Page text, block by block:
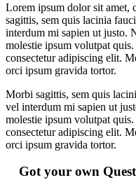
Lorem ipsum dolor sit amet,
sagittis, sem quis lacinia
interdum mi sapien ut justo.
molestie ipsum volutpat
consectetur adipiscing elit.
orci ipsum gravida tortor.
Morbi sagittis, sem quis
vel interdum mi sapien ut
molestie ipsum volutpat
consectetur adipiscing elit.
orci ipsum gravida tortor.
Got your own